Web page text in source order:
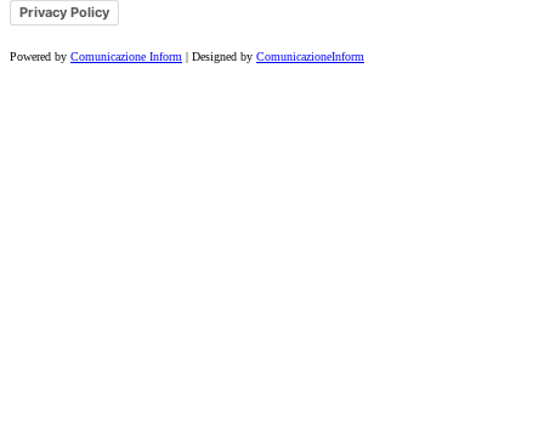
Privacy Policy
Powered by Comunicazione Inform | Designed by ComunicazioneInform